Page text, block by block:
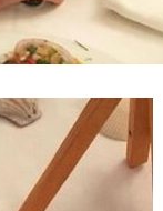
Γάμος Πάνος
Μαριλού